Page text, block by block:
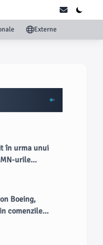
Externe
în urma unui
urile
Boeing,
comenzile